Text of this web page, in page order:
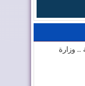
.. وزارة